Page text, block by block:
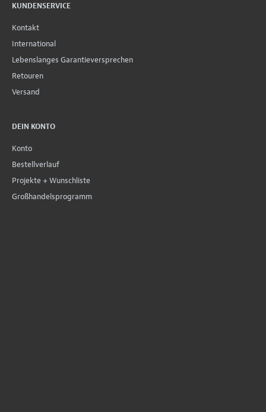
KUNDENSERVICE
Kontakt
International
Lebenslanges Garantieversprechen
Retouren
Versand
DEIN KONTO
Konto
Bestellverlauf
Projekte + Wunschliste
Großhandelsprogramm